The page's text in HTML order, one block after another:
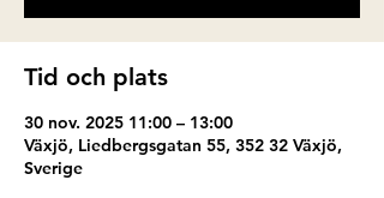
Tid och plats
30 nov. 2025 11:00 – 13:00
Växjö, Liedbergsgatan 55, 352 32 Växjö,
Sverige